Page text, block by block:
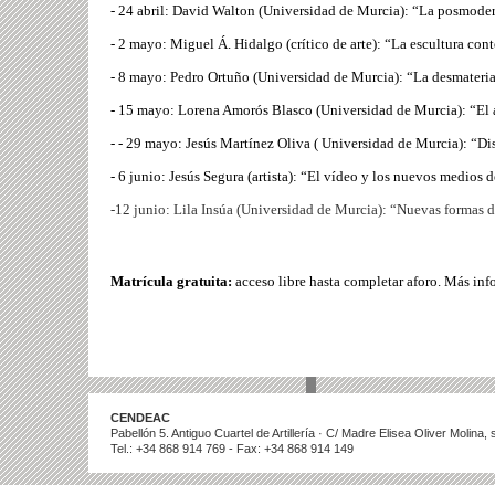
- 24 abril: David Walton (Universidad de Murcia): “La
- 2 mayo: Miguel Á. Hidalgo (crítico de arte): “La escultura
- 8 mayo: Pedro Ortuño (Universidad de Murcia): “La
- 15 mayo: Lorena Amorós Blasco (Universidad de Murcia): “El
- - 29 mayo: Jesús Martínez Oliva ( Universidad de Murcia):
- 6 junio: Jesús Segura (artista): “El vídeo y los nuevos medios
-12 junio: Lila Insúa (Universidad de Murcia): “Nuevas formas
Matrícula gratuita: acceso libre hasta completar aforo. Más
CENDEAC
Pabellón 5. Antiguo Cuartel de Artillería · C/ Madre Elisea Oliver
Tel.: +34 868 914 769 - Fax: +34 868 914 149